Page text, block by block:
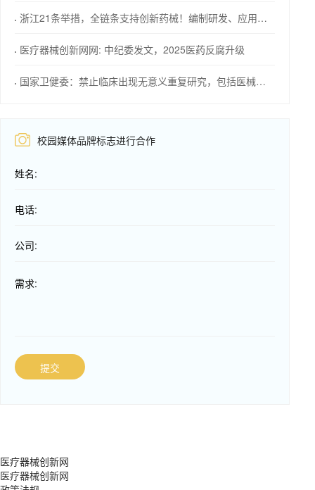
浙江21条举措，全链条支持创新药械！编制研发、应用清单，清单发布1个月内，医院“应配尽配”
医疗器械创新网网: 中纪委发文，2025医药反腐升级
国家卫健委：禁止临床出现无意义重复研究，包括医械注册
校园媒体品牌标志进行合作
姓名:
电话:
公司:
需求:
提交
医疗器械创新网
医疗器械创新网